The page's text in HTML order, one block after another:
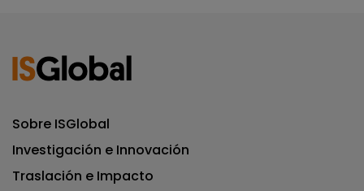
Sobre ISGlobal
Investigación e Innovación
Traslación e Impacto